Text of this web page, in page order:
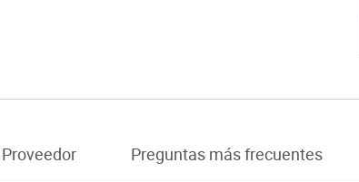
Preguntas más frecuentes